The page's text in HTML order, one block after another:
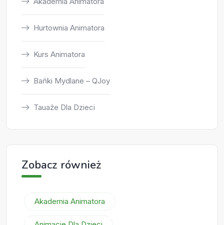
Hurtownia Animatora
Kurs Animatora
Bańki Mydlane – QJoy
Tauaże Dla Dzieci
Zobacz również
Akademia Animatora